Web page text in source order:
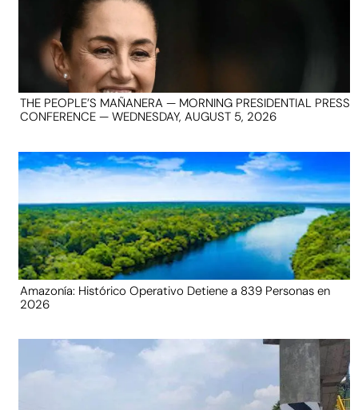
THE PEOPLE’S MAÑANERA — MORNING PRESIDENTIAL PRESS
CONFERENCE — WEDNESDAY, AUGUST 5, 2026
Amazonía: Histórico Operativo Detiene a 839 Personas en
2026